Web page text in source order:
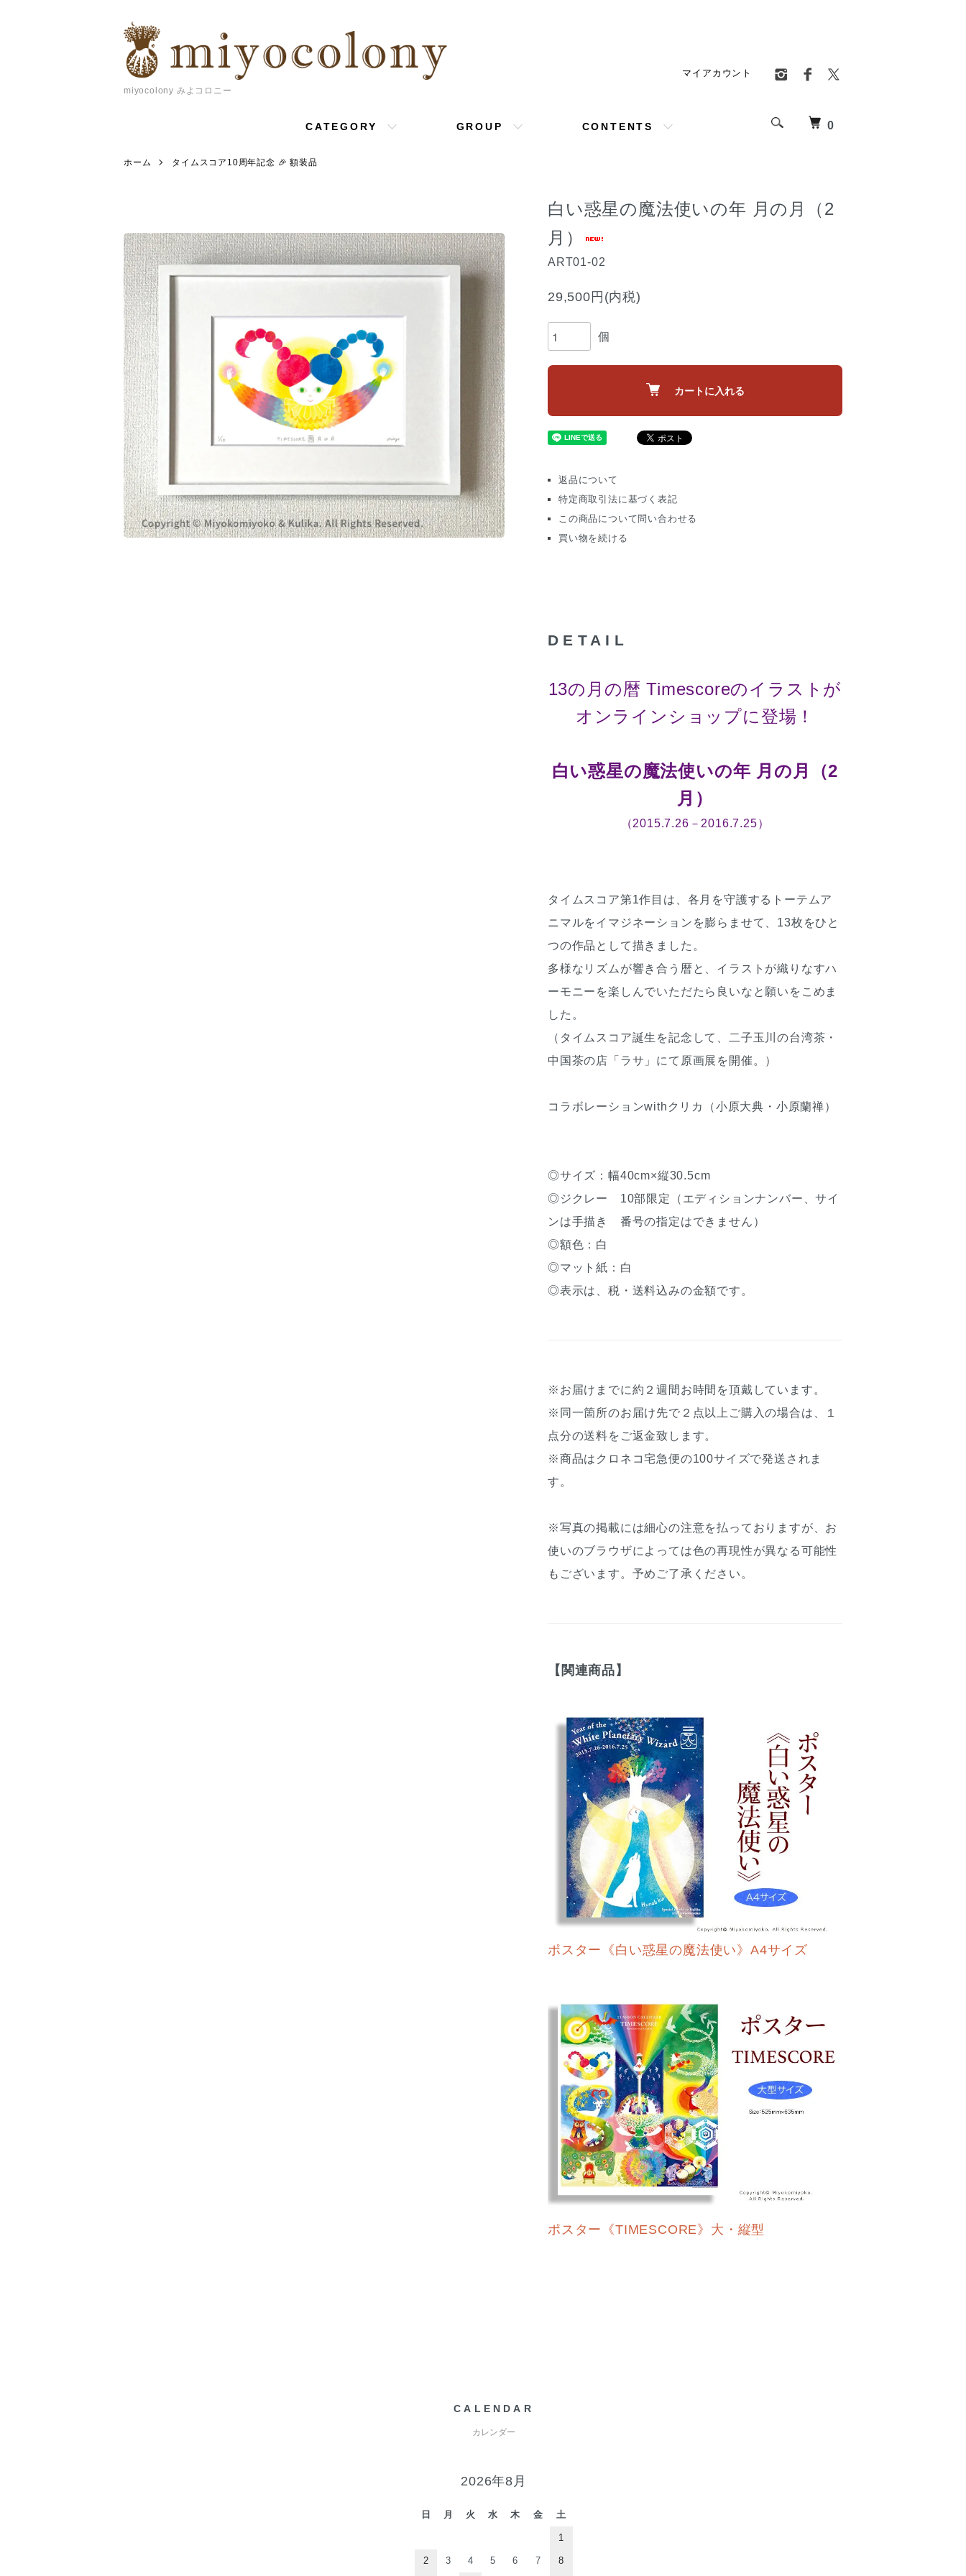
miyocolony みよコロニー
0
CATEGORY GROUP CONTENTS
マイアカウント
ホーム タイムスコア10周年記念 🎉 額装品
白い惑星の魔法使いの年 月の月（2
月）
ART01-02
29,500円(内税)
個
カートに入れる
返品について
特定商取引法に基づく表記
この商品について問い合わせる
買い物を続ける
DETAIL
13の月の暦 Timescoreのイラストが
オンラインショップに登場！
白い惑星の魔法使いの年 月の月（2
月）
（2015.7.26－2016.7.25）
タイムスコア第1作目は、各月を守護するトーテムア
ニマルをイマジネーションを膨らませて、13枚をひと
つの作品として描きました。
多様なリズムが響き合う暦と、イラストが織りなすハ
ーモニーを楽しんでいただたら良いなと願いをこめま
した。
（タイムスコア誕生を記念して、二子玉川の台湾茶・
中国茶の店「ラサ」にて原画展を開催。）
コラボレーションwithクリカ（小原大典・小原蘭禅）
◎サイズ：幅40cm×縦30.5cm
◎ジクレー 10部限定（エディションナンバー、サイ
ンは手描き 番号の指定はできません）
◎額色：白
◎マット紙：白
◎表示は、税・送料込みの金額です。
※お届けまでに約２週間お時間を頂戴しています。
※同一箇所のお届け先で２点以上ご購入の場合は、１
点分の送料をご返金致します。
※商品はクロネコ宅急便の100サイズで発送されま
す。
※写真の掲載には細心の注意を払っておりますが、お
使いのブラウザによっては色の再現性が異なる可能性
もございます。予めご了承ください。
【関連商品】
ポスター《白い惑星の魔法使い》A4サイズ
ポスター《TIMESCORE》大・縦型
CALENDAR
カレンダー
2026年8月
日 月 火 水 木 金 土
1
2 3 4 5 6 7 8